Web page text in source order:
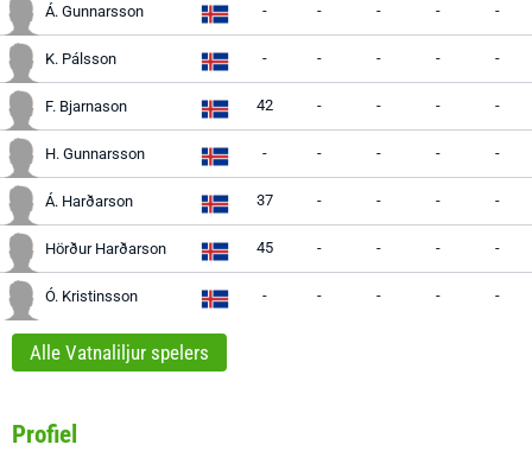
Á. Gunnarsson - - - - -
K. Pálsson - - - - -
F. Bjarnason 42 - - - -
H. Gunnarsson - - - - -
Á. Harðarson 37 - - - -
Hörður Harðarson 45 - - - -
Ó. Kristinsson - - - - -
Alle Vatnaliljur spelers
Profiel